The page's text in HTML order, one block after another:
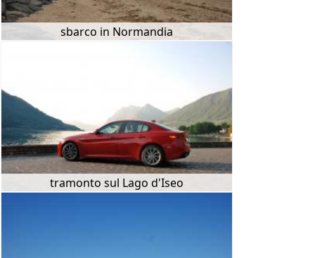
sbarco in Normandia
tramonto sul Lago d'Iseo